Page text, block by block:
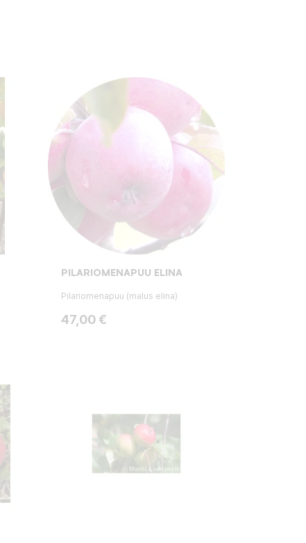
PILARIOMENAPUU ELINA
Pilariomenapuu (malus elina)
Hinta
47,00 €